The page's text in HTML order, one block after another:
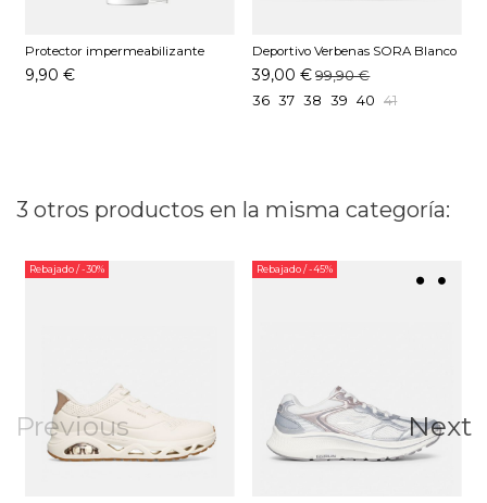
Protector impermeabilizante
Pedag 250 ML
9,90 €
Deportivo Verbenas SORA Blanco
39,00 € 99,90 €
36 37 38 39 40 41
3 otros productos en la misma categoría:
Previous
Rebajado/ -30% Rebajado/ -45%
Next